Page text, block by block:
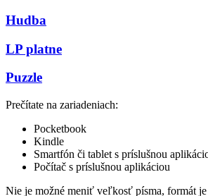
Hudba
LP platne
Puzzle
Prečítate na zariadeniach:
Pocketbook
Kindle
Smartfón či tablet s príslušnou
Počítač s príslušnou aplikáciou
Nie je možné meniť veľkosť písma, formát